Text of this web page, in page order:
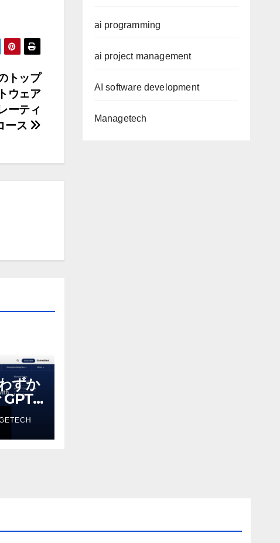
トップ
ウェア
ーティ
ース
ずか
GPT-
新し
モ
|
ai programming
ai project management
AI software development
Managetech